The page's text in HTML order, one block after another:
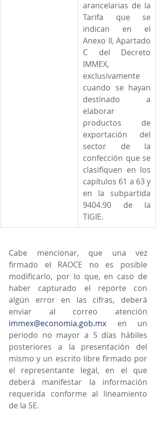
arancelarias de la
Tarifa que se
indican en el
Anexo II, Apartado
C del Decreto
IMMEX,
exclusivamente
cuando se hayan
destinado a
elaborar
productos de
exportación del
sector de la
confección que se
clasifiquen en los
capítulos 61 a 63 y
en la subpartida
9404.90 de la
TIGIE.
Cabe mencionar, que una vez
firmado el RAOCE no es posible
modificarlo, por lo que, en caso de
haber capturado el reporte con
algún error en las cifras, deberá
immex@economia.gob.mx en un
periodo no mayor a 5 días hábiles
posteriores a la presentación del
mismo y un escrito libre firmado por
el representante legal, en el que
deberá manifestar la información
requerida conforme al lineamiento
de la SE.